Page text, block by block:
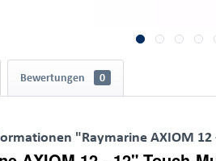
Bewertungen 0
"Raymarine AXIOM